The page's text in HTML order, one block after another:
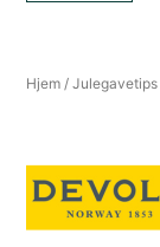
Hjem /Julegavetips